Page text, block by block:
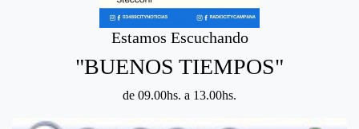
Estamos Escuchando
"BUENOS TIEMPOS"
de 09.00hs. a 13.00hs.